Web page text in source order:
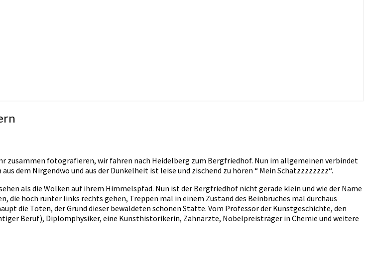
zusammen fotografieren, wir fahren nach Heidelberg zum Bergfriedhof. Nun im allgemeinen verbindet
dem Nirgendwo und aus der Dunkelheit ist leise und zischend zu hören “ Mein Schatzzzzzzzz“.
als die Wolken auf ihrem Himmelspfad. Nun ist der Bergfriedhof nicht gerade klein und wie der Name
die hoch runter links rechts gehen, Treppen mal in einem Zustand des Beinbruches mal durchaus
die Toten, der Grund dieser bewaldeten schönen Stätte. Vom Professor der Kunstgeschichte, den
Beruf), Diplomphysiker, eine Kunsthistorikerin, Zahnärzte, Nobelpreisträger in Chemie und weitere